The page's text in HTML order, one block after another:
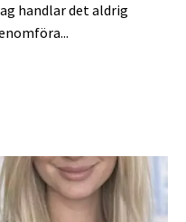
handlar det aldrig